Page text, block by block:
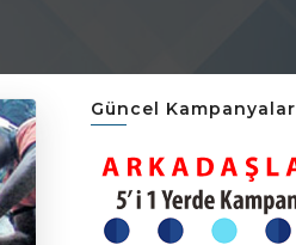
Güncel Kampanyalar